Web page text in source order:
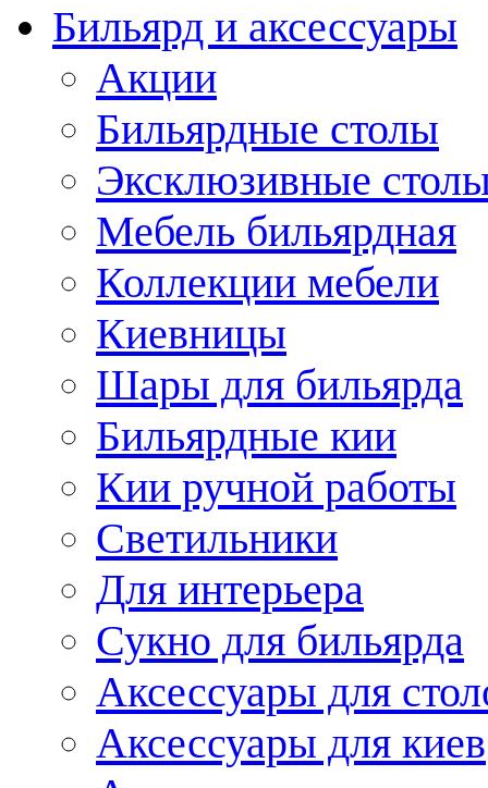
Бильярд и аксессуары
Акции
Бильярдные столы
Эксклюзивные
Мебель бильярдная
Коллекции мебели
Киевницы
Шары для бильярда
Бильярдные кии
Кии ручной работы
Светильники
Для интерьера
Сукно для бильярда
Аксессуары для
Аксессуары для киев